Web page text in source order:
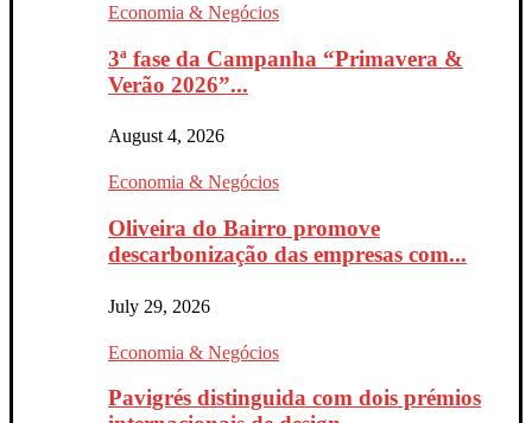
Economia & Negócios
3ª fase da Campanha “Primavera &
Verão 2026”...
August 4, 2026
Economia & Negócios
Oliveira do Bairro promove
descarbonização das empresas com...
July 29, 2026
Economia & Negócios
Pavigrés distinguida com dois prémios